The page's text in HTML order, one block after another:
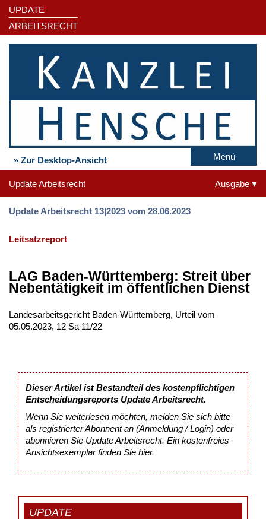
UPDATE
ARBEITSRECHT
» Zur Desktop-Ansicht Menü
Update Arbeitsrecht Ausgabe
Update Arbeitsrecht 13|2023 vom 28.06.2023
Leitsatzreport
LAG Baden-Württemberg: Streit über
Nebentätigkeit im öffentlichen Dienst
Landesarbeitsgericht Baden-Württemberg, Urteil vom
05.05.2023, 12 Sa 11/22
Dieser Artikel ist Bestandteil des kostenpflichtigen
Entscheidungsreports Update Arbeitsrecht.
Wenn Sie weiterlesen möchten, melden Sie sich bitte
als registrierter Abonnent an (Anmeldung / Login) oder
abonnieren Sie Update Arbeitsrecht. Ein kostenfreies
Ansichtsexemplar finden Sie hier.
UPDATE